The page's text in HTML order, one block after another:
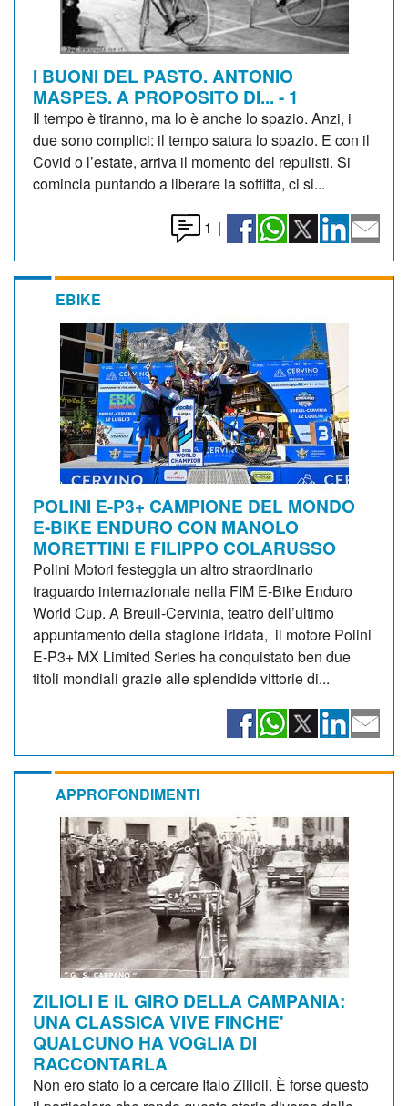
I BUONI DEL PASTO. ANTONIO
MASPES. A PROPOSITO DI... - 1
Il tempo è tiranno, ma lo è anche lo spazio. Anzi, i
due sono complici: il tempo satura lo spazio. E con il
Covid o l’estate, arriva il momento del repulisti. Si
comincia puntando a liberare la soffitta, ci si...
1 |
EBIKE
POLINI E-P3+ CAMPIONE DEL MONDO
E-BIKE ENDURO CON MANOLO
MORETTINI E FILIPPO COLARUSSO
Polini Motori festeggia un altro straordinario
traguardo internazionale nella FIM E-Bike Enduro
World Cup. A Breuil-Cervinia, teatro dell’ultimo
appuntamento della stagione iridata, il motore Polini
E-P3+ MX Limited Series ha conquistato ben due
titoli mondiali grazie alle splendide vittorie di...
APPROFONDIMENTI
ZILIOLI E IL GIRO DELLA CAMPANIA:
UNA CLASSICA VIVE FINCHE'
QUALCUNO HA VOGLIA DI
RACCONTARLA
Non ero stato io a cercare Italo Zilioli. È forse questo